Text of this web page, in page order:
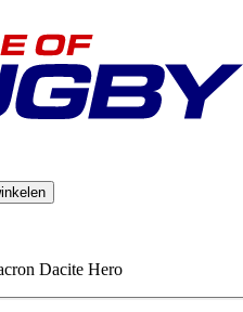
Dacite Hero